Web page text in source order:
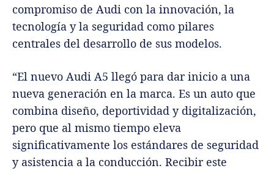
compromiso de Audi con la innovación, la
tecnología y la seguridad como pilares
centrales del desarrollo de sus modelos.
“El nuevo Audi A5 llegó para dar inicio a una
nueva generación en la marca. Es un auto que
combina diseño, deportividad y digitalización,
pero que al mismo tiempo eleva
significativamente los estándares de seguridad
y asistencia a la conducción. Recibir este